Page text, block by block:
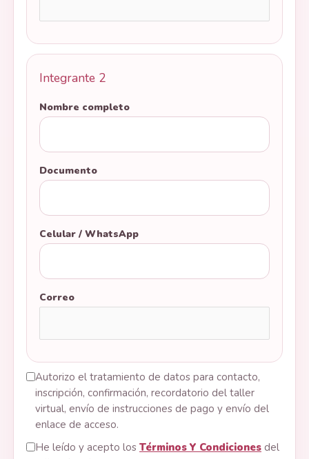
Integrante 2
Nombre completo
Documento
Celular / WhatsApp
Correo
Autorizo el tratamiento de datos para contacto,
inscripción, confirmación, recordatorio del taller
virtual, envío de instrucciones de pago y envío del
enlace de acceso.
He leído y acepto los Términos Y Condiciones del